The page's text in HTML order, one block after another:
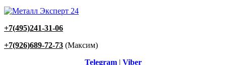
+7(495)241-31-06
+7(926)689-72-73 (Максим)
Telegram| Viber